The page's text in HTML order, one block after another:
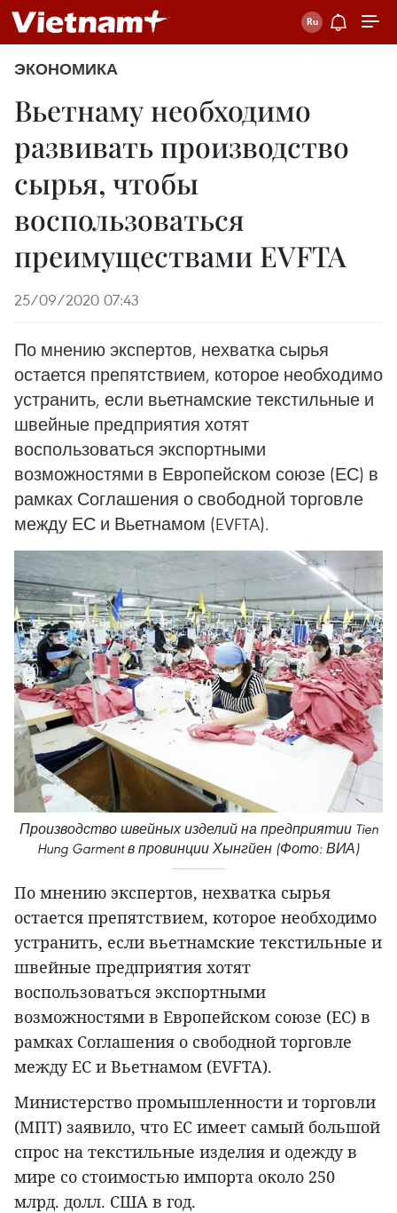
ЭКОНОМИКА
Вьетнаму необходимо
развивать производство
сырья, чтобы
воспользоваться
преимуществами EVFTA
25/09/2020 07:43
По мнению экспертов, нехватка сырья
остается препятствием, которое необходимо
устранить, если вьетнамские текстильные и
швейные предприятия хотят
воспользоваться экспортными
возможностями в Европейском союзе (ЕС) в
рамках Соглашения о свободной торговле
между ЕС и Вьетнамом (EVFTA).
Производство швейных изделий на предприятии Tien
Hung Garment в провинции Хынгйен (Фото: ВИА)
По мнению экспертов, нехватка сырья
остается препятствием, которое необходимо
устранить, если вьетнамские текстильные и
швейные предприятия хотят
воспользоваться экспортными
возможностями в Европейском союзе (ЕС) в
рамках Соглашения о свободной торговле
между ЕС и Вьетнамом (EVFTA).
Министерство промышленности и торговли
(МПТ) заявило, что ЕС имеет самый большой
спрос на текстильные изделия и одежду в
мире со стоимостью импорта около 250
млрд. долл. США в год.